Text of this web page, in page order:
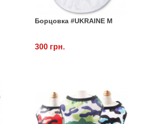
Борцовка #UKRAINE М
300 грн.